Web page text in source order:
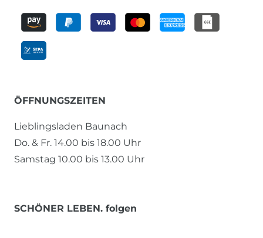
ÖFFNUNGSZEITEN
Lieblingsladen Baunach
Do. & Fr. 14.00 bis 18.00 Uhr
Samstag 10.00 bis 13.00 Uhr
SCHÖNER LEBEN. folgen